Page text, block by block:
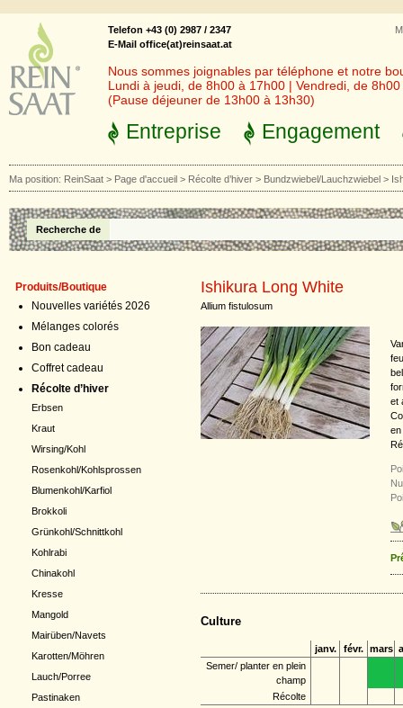
Telefon +43 (0) 2987 / 2347
E-Mail office(at)reinsaat.at
Nous sommes joignables par téléphone et notre
Lundi à jeudi, de 8h00 à 17h00 | Vendredi, de
(Pause déjeuner de 13h00 à 13h30)
Entreprise Engagement
Ma position: ReinSaat > Page d'accueil > Récolte d’hiver > Bundzwiebel/Lauchzwiebel >
Recherche de
Produits/Boutique
Nouvelles variétés 2026
Mélanges colorés
Bon cadeau
Coffret cadeau
Récolte d’hiver
Erbsen
Kraut
Wirsing/Kohl
Rosenkohl/Kohlsprossen
Blumenkohl/Karfiol
Brokkoli
Grünkohl/Schnittkohl
Kohlrabi
Chinakohl
Kresse
Mangold
Mairüben/Navets
Karotten/Möhren
Lauch/Porree
Pastinaken
Ishikura Long White
Allium fistulosum
et
en
Culture
janv. févr. mars
Semer/ planter en plein
champ
Récolte